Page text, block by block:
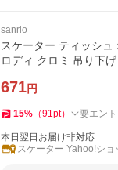
sanrio
スケーター ティッシュ
ロディ クロミ 吊り下
671円
15% （91pt） 要エン
本日翌日お届け非対応
スケーター Yahoo!ショ